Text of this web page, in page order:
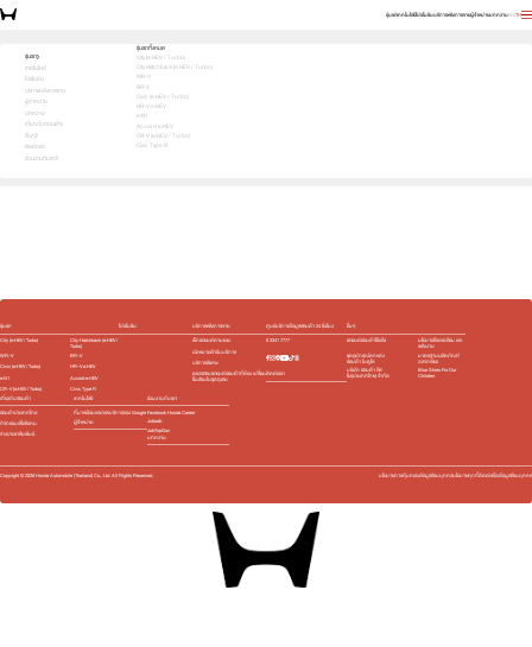
รุ่นรถเทคโนโลยีโปรโมชันบริการหลังการขายผู้จำหน่ายบทความENTH
รุ่นรถ
เทคโนโลยี
โปรโมชัน
บริการหลังการขาย
ผู้จำหน่าย
บทความ
เกี่ยวกับฮอนด้า
อื่นๆ
ติดต่อเรา
ร่วมงานกับเรา
รุ่นรถทั้งหมด
City (e:HEV / Turbo)
City Hatchback (e:HEV / Turbo)
WR-V
BR-V
Civic (e:HEV / Turbo)
HR-V e:HEV
e:N1
Accord e:HEV
CR-V (e:HEV / Turbo)
Civic Type R
สัมผัสความสปอร์ต ด้วยตัวคุณเอง ทดลองขับเลย!
3 เลือกคันที่ใช่
รุ่นรถ
City (e:HEV / Turbo)
City Hatchback (e:HEV /
Turbo)
WR-V
BR-V
Civic (e:HEV / Turbo)
HR-V e:HEV
e:N1
Accord e:HEV
CR-V (e:HEV / Turbo)
Civic Type R
โปรโมชัน
บริการหลังการขาย
เช็กรถยนต์ตามระยะ
นัดหมายเข้ารับบริการ
บริการพิเศษ
ตรวจสอบรถยนต์ฮอนด้าที่ต้อง เปลี่ยน
ชิ้นส่วนในชุดถุงลม
ศูนย์บริการข้อมูลฮอนด้า 24 ชั่วโมง
0 2341 7777
ติดต่อเรา
อื่นๆ
รถยนต์ฮอนด้าใช้แล้ว
นโยบายสิ่งแวดล้อม และ
พลังงาน
ชุดอุปกรณ์ตกแต่ง​
ฮอนด้า โมดูโล
มาตรฐานผลิตภัณฑ์
ฉลากเขียว
บริษัท ฮอนด้า ลีส
ซิ่ง(ประเทศไทย) จำกัด
Blue Skies For Our
Children
เกี่ยวกับฮอนด้า
ฮอนด้าประเทศไทย
กิจกรรมเพื่อสังคม
ข่าวประชาสัมพันธ์
เทคโนโลยี
ที่มาพร้อมแอปและบริการของ Google
ผู้จำหน่าย
ร่วมงานกับเรา
Facebook Honda Career
Jobsdb
JobTopGun
บทความ
Copyright ©2026Honda Automobile (Thailand) Co., Ltd. All Rights Reserved. นโยบายการคุ้มครองข้อมูลส่วนบุคคลนโยบายคุกกี้ติดต่อเรื่องข้อมูลส่วนบุคคล